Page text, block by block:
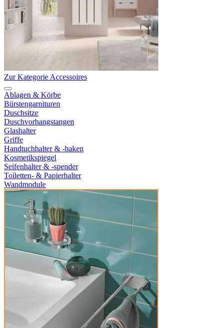
Zur Kategorie Accessoires
Ablagen & Körbe
Bürstengarnituren
Duschsitze
Duschvorhangstangen
Glashalter
Griffe
Handtuchhalter & -haken
Kosmetikspiegel
Seifenhalter & -spender
Toiletten- & Papierhalter
Wandmodule